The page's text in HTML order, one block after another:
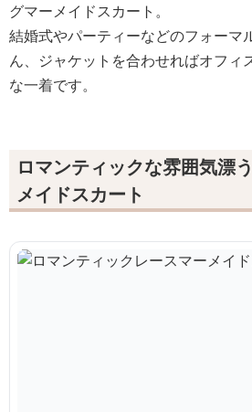
グマーメイドスカート。
結婚式やパーティーなどのフォーマ
ん、ジャケットを合わせればオフィ
な一着です。
ロマンティックな雰囲気漂
メイドスカート